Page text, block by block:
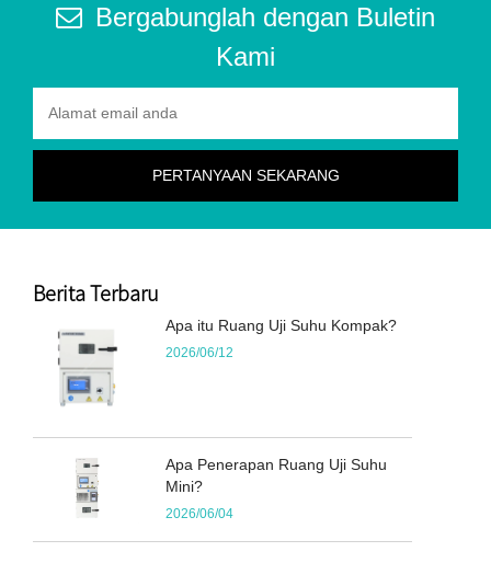
Bergabunglah dengan Buletin
Kami
Berita Terbaru
Apa itu Ruang Uji Suhu Kompak?
2026/06/12
Apa Penerapan Ruang Uji Suhu
Mini?
2026/06/04